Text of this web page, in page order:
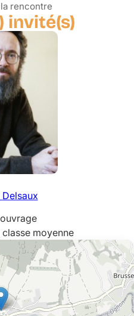
rencontre
invité(s)
Delsaux
moyenne